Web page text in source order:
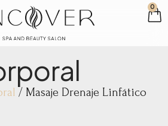
0
/ Masaje Drenaje Linfático